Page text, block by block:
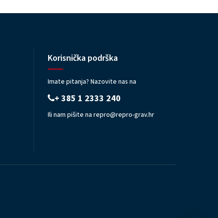
Korisnička podrška
Imate pitanja? Nazovite nas na
+ 385 1 2333 240
Ili nam pišite na repro@repro-grav.hr